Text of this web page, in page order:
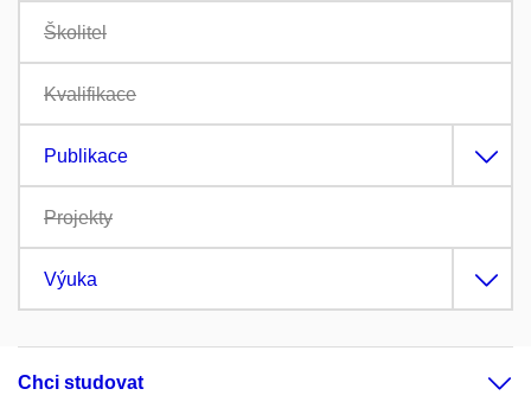
Školitel
Kvalifikace
Publikace
Projekty
Výuka
Chci studovat